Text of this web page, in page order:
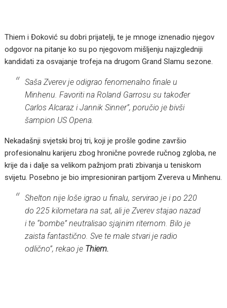
Thiem i Đoković su dobri prijatelji, te je mnoge iznenadio njegov
odgovor na pitanje ko su po njegovom mišljenju najizgledniji
kandidati za osvajanje trofeja na drugom Grand Slamu sezone.
Saša Zverev je odigrao fenomenalno finale u
Minhenu. Favoriti na Roland Garrosu su također
Carlos Alcaraz i Jannik Sinner”, poručio je bivši
šampion US Opena.
Nekadašnji svjetski broj tri, koji je prošle godine završio
profesionalnu karijeru zbog hronične povrede ručnog zgloba, ne
krije da i dalje sa velikom pažnjom prati zbivanja u teniskom
svijetu. Posebno je bio impresioniran partijom Zvereva u Minhenu.
Shelton nije loše igrao u finalu, servirao je i po 220
do 225 kilometara na sat, ali je Zverev stajao nazad
i te “bombe” neutralisao sjajnim riternom. Bilo je
zaista fantastično. Sve te male stvari je radio
odlično”, rekao je Thiem.